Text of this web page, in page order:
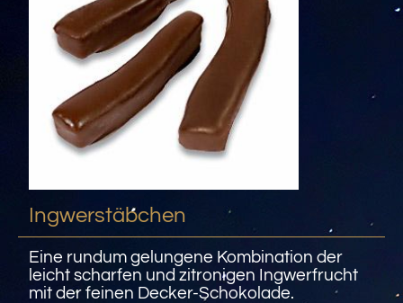
Ingwerstäbchen
Eine rundum gelungene Kombination der
leicht scharfen und zitronigen Ingwerfrucht
mit der feinen Decker-Schokolade.